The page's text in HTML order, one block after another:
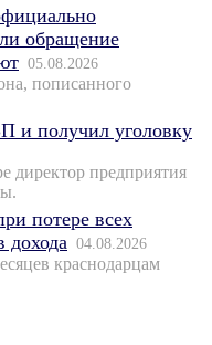
обращение
05.08.2026
пописанного
и получил уголовку
директор предприятия
потере всех
дохода 04.08.2026
краснодарцам